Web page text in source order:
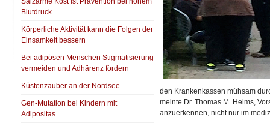
Blutdruck
Körperliche Aktivität kann die Folgen der
Einsamkeit bessern
Bei adipösen Menschen Stigmatisierung
vermeiden und Adhärenz fördern
Küstenzauber an der Nordsee
Gen-Mutation bei Kindern mit
Adipositas
den Krankenkassen mühsam
meinte Dr. Thomas M. Helms,
anzuerkennen, nicht nur im